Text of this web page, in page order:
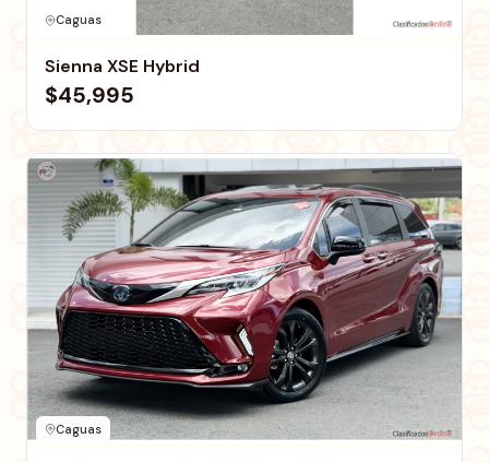
Caguas
Sienna XSE Hybrid
$45,995
Caguas